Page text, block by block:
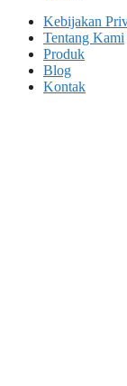
Kebijakan
Tentang Kami
Produk
Blog
Kontak